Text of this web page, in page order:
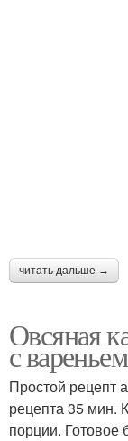
читать дальше →
Овсяная
с вареньем
Простой рецепт
рецепта 35 мин.
порции. Готовое